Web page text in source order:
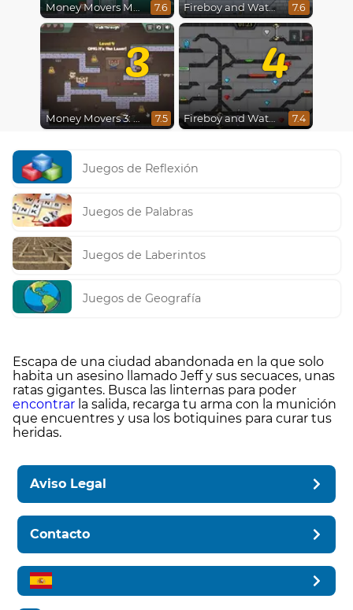
Money Movers Maker 7.6 Fireboy and Watergirl in The Ice Temple 7.6
3
Money Movers 3: Guard Duty 7.5
4
Fireboy and Watergirl 4 : Crystal Temple 7.4
Juegos de Reflexión
Juegos de Palabras
Juegos de Laberintos
Juegos de Geografía
Escapa de una ciudad abandonada en la que solo
habita un asesino llamado Jeff y sus secuaces, unas
ratas gigantes. Busca las linternas para poder
encontrar la salida, recarga tu arma con la munición
que encuentres y usa los botiquines para curar tus
heridas.
Aviso Legal
Contacto